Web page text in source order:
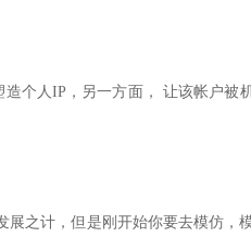
个人IP，另一方面， 让该帐户被
之计，但是刚开始你要去模仿，